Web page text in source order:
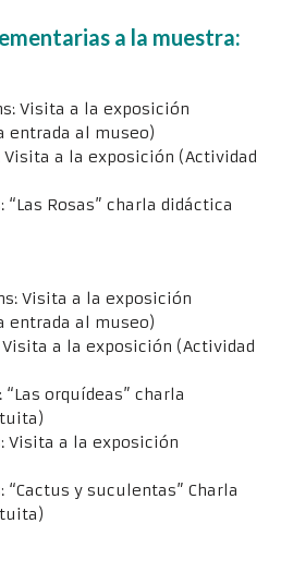
a la muestra:
Visita a la exposición
entrada al museo)
Visita a la exposición (Actividad
“Las Rosas” charla didáctica
Visita a la exposición
entrada al museo)
a la exposición (Actividad
“Las orquídeas” charla
Visita a la exposición
“Cactus y suculentas” Charla